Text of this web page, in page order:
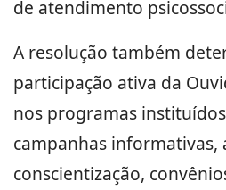
de atendimento
A resolução também
participação ativa da
nos programas
campanhas informativas,
conscientização,